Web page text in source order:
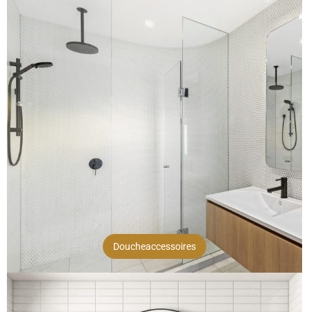
Doucheaccessoires